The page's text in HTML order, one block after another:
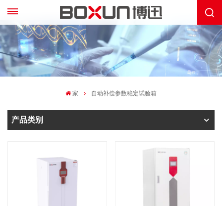
家 自动补偿参数稳定试验箱
产品类别